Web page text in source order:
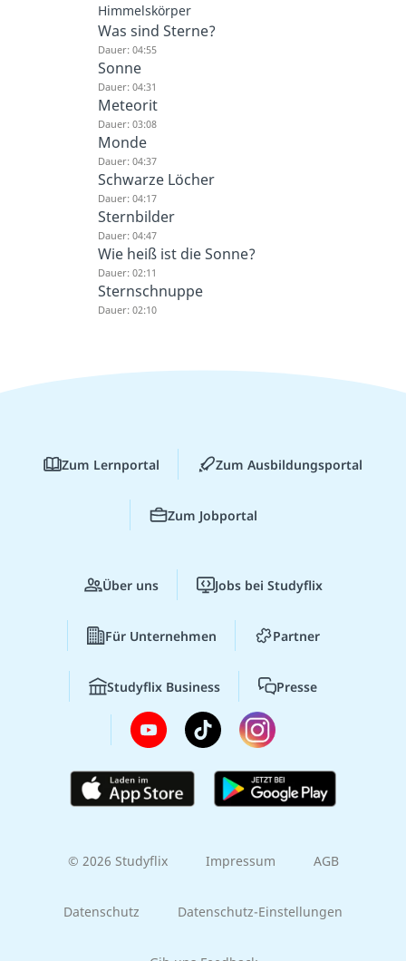
Himmelskörper
Was sind Sterne?
Dauer: 04:55
Sonne
Dauer: 04:31
Meteorit
Dauer: 03:08
Monde
Dauer: 04:37
Schwarze Löcher
Dauer: 04:17
Sternbilder
Dauer: 04:47
Wie heiß ist die Sonne?
Dauer: 02:11
Sternschnuppe
Dauer: 02:10
Zum Lernportal Zum Ausbildungsportal
Zum Jobportal
Über uns Jobs bei Studyflix
Für Unternehmen Partner
Studyflix Business Presse
© 2026 Studyflix Impressum AGB
Datenschutz Datenschutz-Einstellungen